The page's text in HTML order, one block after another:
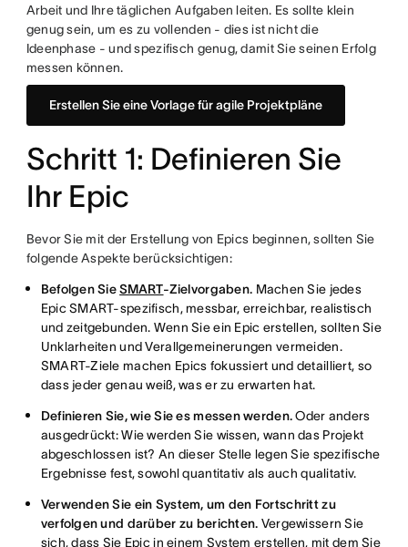
Arbeit und Ihre täglichen Aufgaben leiten. Es sollte klein
genug sein, um es zu vollenden - dies ist nicht die
Ideenphase - und spezifisch genug, damit Sie seinen Erfolg
messen können.
Erstellen Sie eine Vorlage für agile Projektpläne
Schritt 1: Definieren Sie
Ihr Epic
Bevor Sie mit der Erstellung von Epics beginnen, sollten Sie
folgende Aspekte berücksichtigen:
Befolgen SieSMART-Zielvorgaben. Machen Sie jedes
Epic SMART-spezifisch, messbar, erreichbar, realistisch
und zeitgebunden. Wenn Sie ein Epic erstellen, sollten Sie
Unklarheiten und Verallgemeinerungen vermeiden.
SMART-Ziele machen Epics fokussiert und detailliert, so
dass jeder genau weiß, was er zu erwarten hat.
Definieren Sie, wie Sie es messen werden.Oder anders
ausgedrückt: Wie werden Sie wissen, wann das Projekt
abgeschlossen ist? An dieser Stelle legen Sie spezifische
Ergebnisse fest, sowohl quantitativ als auch qualitativ.
Verwenden Sie ein System, um den Fortschritt zu
verfolgen und darüber zu berichten. Vergewissern Sie
sich, dass Sie Epic in einem System erstellen, mit dem Sie